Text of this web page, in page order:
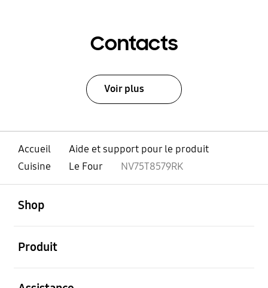
Contacts
Voir plus
Accueil
Aide et support pour le produit
Cuisine
Le Four NV75T8579RK
Shop
Produit